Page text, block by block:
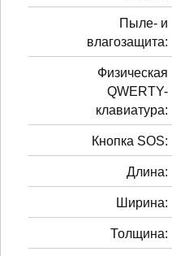
Пыле- и
влагозащита:
Физическая
QWERTY-
клавиатура:
Кнопка SOS:
Длина:
Ширина:
Толщина: